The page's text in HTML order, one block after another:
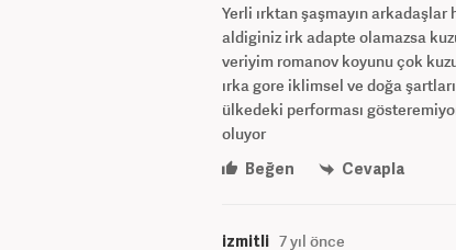
Yerli ırktan şaşmayın arkadaşlar
aldiginiz irk adapte olamazsa
veriyim romanov koyunu çok
ırka gore iklimsel ve doğa
ülkedeki performası
oluyor
Beğen
Cevapla
izmitli 7 yıl önce